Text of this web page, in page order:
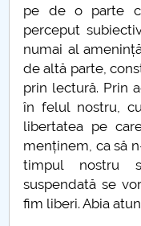
Părerea sau
Poate fi un
Despre
CARPE DIEM
Etica spirituala.
pe de o parte
perceput
numai al
de altă parte,
prin lectură. Prin
în felul nostru,
libertatea pe
menținem, ca să
timpul nostru
suspendată se
fim liberi. Abia